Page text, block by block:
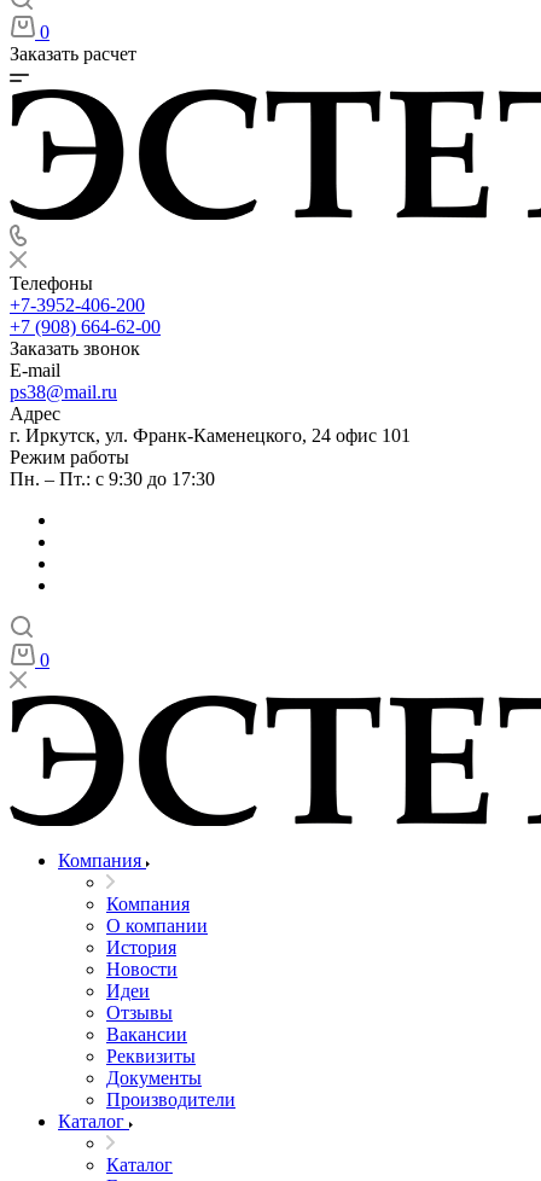
0
Заказать расчет
Телефоны
+7-3952-406-200
+7 (908) 664-62-00
Заказать звонок
E-mail
ps38@mail.ru
Адрес
г. Иркутск, ул. Франк-Каменецкого, 24 офис 101
Режим работы
Пн. – Пт.: с 9:30 до 17:30
0
Компания
Компания
О компании
История
Новости
Идеи
Отзывы
Вакансии
Реквизиты
Документы
Производители
Каталог
Каталог